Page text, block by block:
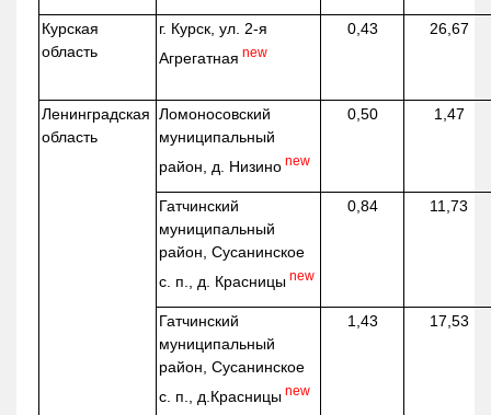
Курская
область
г. Курск, ул. 2-я
Агрегатная new
0,43 26,67
Ленинградская
область
Ломоносовский
муниципальный
район, д. Низино new
0,50 1,47
Гатчинский
муниципальный
район, Сусанинское
с. п., д. Красницы new
0,84 11,73
Гатчинский
муниципальный
район, Сусанинское
с. п., д.Красницы new
1,43 17,53